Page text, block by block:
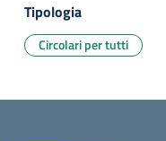
Tipologia
Circolari per tutti